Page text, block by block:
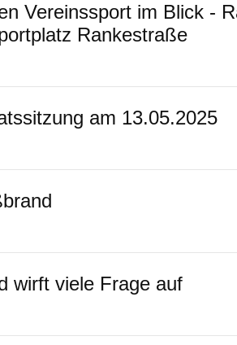
Vereinssport im Blick -
Rankestraße
am 13.05.2025
wirft viele Frage auf